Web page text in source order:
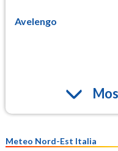
Avelengo
Meteo Nord-Est Italia